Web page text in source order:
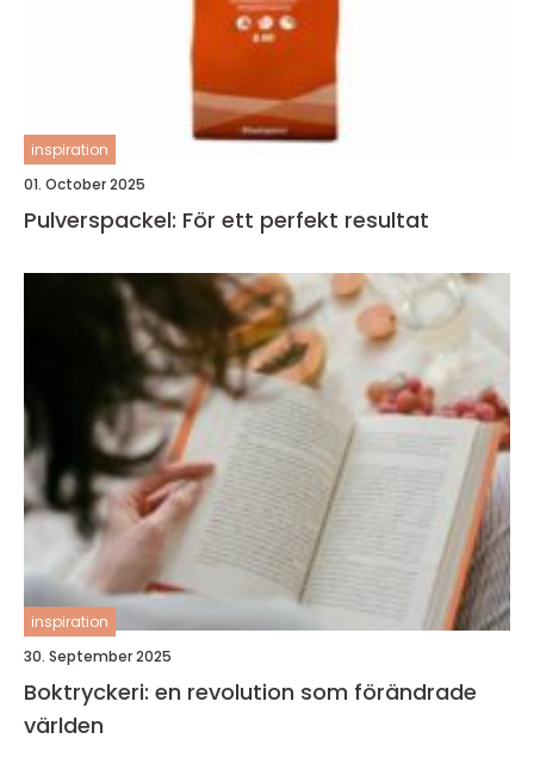
inspiration
01. October 2025
Pulverspackel: För ett perfekt resultat
inspiration
30. September 2025
Boktryckeri: en revolution som förändrade
världen